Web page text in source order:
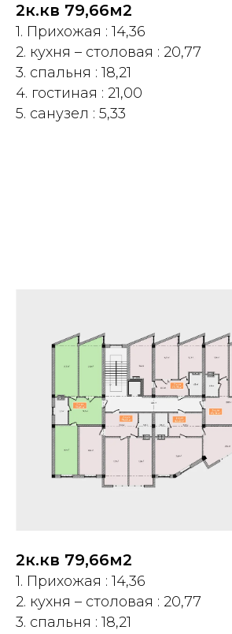
2к.кв 79,66м2
1. Прихожая : 14,36
2. кухня – столовая : 20,77
3. спальня : 18,21
4. гостиная : 21,00
5. санузел : 5,33
2к.кв 79,66м2
1. Прихожая : 14,36
2. кухня – столовая : 20,77
3. спальня : 18,21